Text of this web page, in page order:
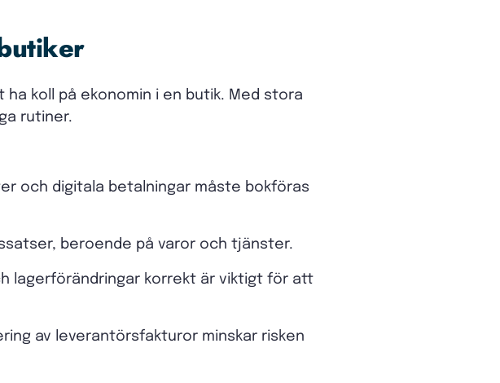
koll på ekonomin i en butik. Med stora
rutiner.
och digitala betalningar måste bokföras
beroende på varor och tjänster.
lagerförändringar korrekt är viktigt för att
av leverantörsfakturor minskar risken